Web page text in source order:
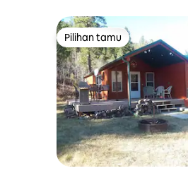
Pilihan tamu
Pilihan tamu